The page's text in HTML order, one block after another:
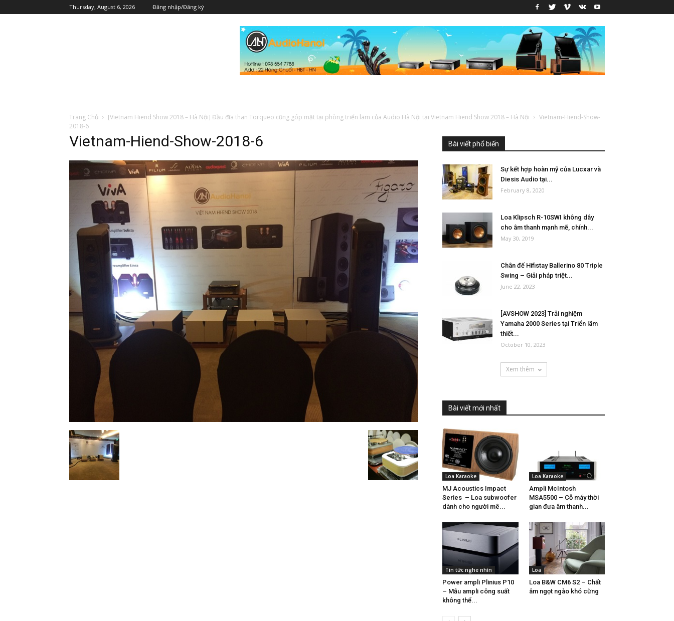
Thursday, August 6, 2026 Đăng nhập/Đăng ký
Trang Chủ [Vietnam Hiend Show 2018 – Hà Nội] Đầu đĩa than Torqueo cũng góp mặt tại phòng triển lãm của Audio Hà Nội tại Vietnam Hiend Show 2018 – Hà Nội
Vietnam-Hiend-Show-
2018-6
Vietnam-Hiend-Show-2018-6 Bài viết phổ biến
Sự kết hợp hoàn mỹ của Lucxar và
Diesis Audio tại...
February 8, 2020
Loa Klipsch R-10SWI không dây
cho âm thanh mạnh mẽ, chính...
May 30, 2019
Chân đế Hifistay Ballerino 80 Triple
Swing – Giải pháp triệt...
June 22, 2023
[AVSHOW 2023] Trải nghiệm
Yamaha 2000 Series tại Triển lãm
thiết...
October 10, 2023
Xem thêm
Bài viết mới nhất
Loa Karaoke
MJ Acoustics Impact
Series – Loa subwoofer
dành cho người mê...
Loa Karaoke
Ampli McIntosh
MSA5500 – Cỗ máy thời
gian đưa âm thanh...
Tin tức nghe nhìn
Power ampli Plinius P10
– Mẫu ampli công suất
không thể...
Loa
Loa B&W CM6 S2 – Chất
âm ngọt ngào khó cững